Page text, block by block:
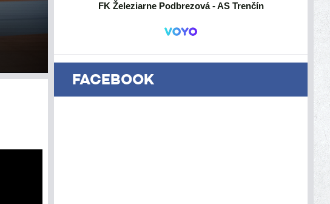
FK Železiarne Podbrezová - AS Trenčín
FACEBOOK